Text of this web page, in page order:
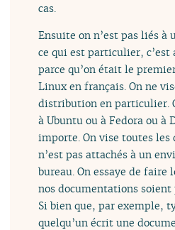
cas.
Ensuite on n’est pas liés
ce qui est particulier, c’est
parce qu’on était le
Linux en français. On ne
distribution en particulier.
à Ubuntu ou à Fedora ou à
importe. On vise toutes
n’est pas attachés à un
bureau. On essaye de faire
nos documentations
Si bien que, par exemple,
quelqu’un écrit une